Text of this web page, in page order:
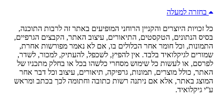
בחזרה למעלה
כל זכויות היוצרים והקניין הרוחני המופיעים באתר זה לרבות התוכנה,
בסיס הנתונים, הטקסטים, התיאורים, עיצוב האתר, הקבצים הגרפיים,
התמונות, וכל חומר אחר הכלולים בו, אם לא נאמר מפורשות אחרת,
שמורים לגיקלואיד בלבד. אין להפיץ, לשכפל, להעתיק, למכור, לשדר,
לפרסם, או לעשות כל שימוש מסחרי כלשהו בכל או בחלק מתכניו של
האתר, כולל מוצרים, תמונות, גרפיקה, תיאורים, עיצוב וכל דבר אחר
המוצג באתר, אלא אם ניתנה רשות כתובה וחתומה לכך בכתב ומראש
ע''י גיקלואיד.